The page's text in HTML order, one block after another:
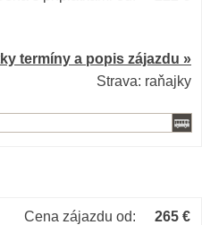
termíny a popis zájazdu »
Strava: raňajky
Cena zájazdu od:
265 €